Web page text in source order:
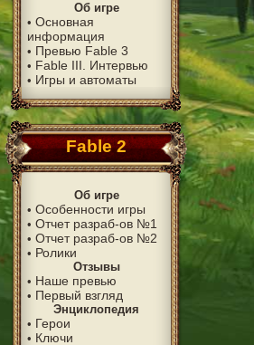
Об игре
• Основная
информация
• Превью Fable 3
• Fable III. Интервью
• Игры и автоматы
Fable 2
Об игре
• Особенности игры
• Отчет разраб-ов №1
• Отчет разраб-ов №2
• Ролики
Отзывы
• Наше превью
• Первый взгляд
Энциклопедия
• Герои
• Ключи